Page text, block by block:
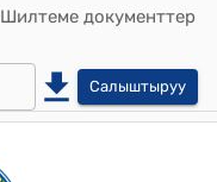
Шилтеме документтер
Салыштыруу